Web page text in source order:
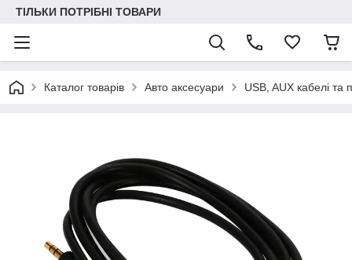
ТІЛЬКИ ПОТРІБНІ ТОВАРИ
Каталог товарів Авто аксесуари USB, AUX кабелі та